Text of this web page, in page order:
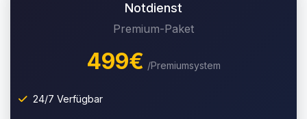
Notdienst
Premium-Paket
499€ /Premiumsystem
24/7 Verfügbar